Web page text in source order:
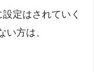
定はされていく
い方は、